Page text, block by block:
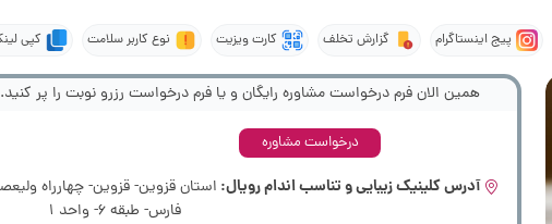
پیج اینستاگرام گزارش تخلف کارت ویزیت نوع کاربر سلامت کپی
همین الان فرم درخواست مشاوره رایگان و یا فرم درخواست رزرو نوبت را پر
درخواست مشاوره
آدرس کلینیک زیبایی و تناسب اندام رویال: استان قزوین- قزوین- چهارراه
فارس- طبقه 6- واحد 1